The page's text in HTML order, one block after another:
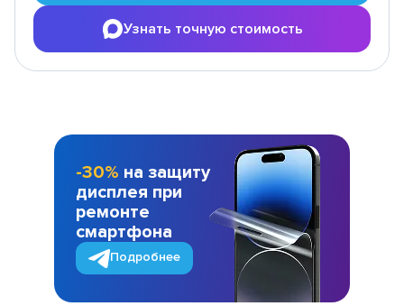
Узнать точную стоимость
-30% на защиту
дисплея при
ремонте
смартфона
Подробнее